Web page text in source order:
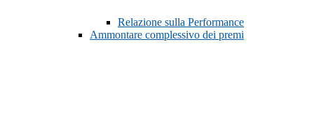
Relazione sulla Performance
Ammontare complessivo dei premi